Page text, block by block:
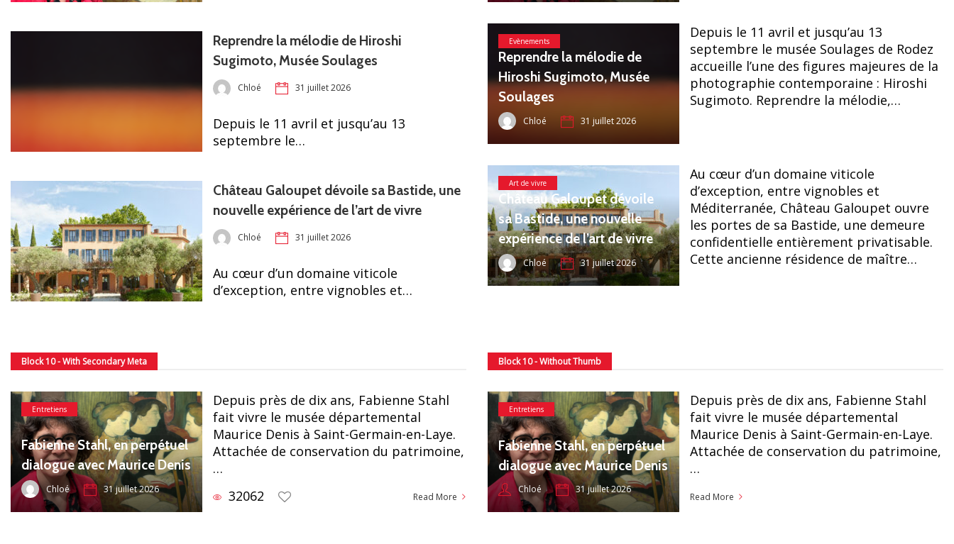
Reprendre la mélodie de Hiroshi
Sugimoto, Musée Soulages
Chloé 31 juillet 2026
Depuis le 11 avril et jusqu’au 13
septembre le…
Château Galoupet dévoile sa Bastide, une
nouvelle expérience de l’art de vivre
Chloé 31 juillet 2026
Au cœur d’un domaine viticole
d’exception, entre vignobles et…
Reprendre la mélodie de
Hiroshi Sugimoto, Musée
Soulages
Chloé 31 juillet 2026
Evènements
Depuis le 11 avril et jusqu’au 13
septembre le musée Soulages de Rodez
accueille l’une des figures majeures de la
photographie contemporaine : Hiroshi
Sugimoto. Reprendre la mélodie,…
Château Galoupet dévoile
sa Bastide, une nouvelle
expérience de l’art de vivre
Chloé 31 juillet 2026
Art de vivre
Au cœur d’un domaine viticole
d’exception, entre vignobles et
Méditerranée, Château Galoupet ouvre
les portes de sa Bastide, une demeure
confidentielle entièrement privatisable.
Cette ancienne résidence de maître…
Block 10 - With Secondary Meta
Fabienne Stahl, en perpétuel
dialogue avec Maurice Denis
Chloé 31 juillet 2026
Entretiens
Depuis près de dix ans, Fabienne Stahl
fait vivre le musée départemental
Maurice Denis à Saint-Germain-en-Laye.
Attachée de conservation du patrimoine,
…
32062
Read More
Block 10 - Without Thumb
Fabienne Stahl, en perpétuel
dialogue avec Maurice Denis
Chloé 31 juillet 2026
Entretiens
Depuis près de dix ans, Fabienne Stahl
fait vivre le musée départemental
Maurice Denis à Saint-Germain-en-Laye.
Attachée de conservation du patrimoine,
…
Read More